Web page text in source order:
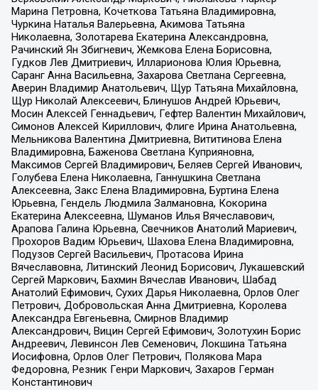
Марина Петровна, Кочеткова Татьяна Владимировна,
Чуркина Наталья Валерьевна, Акимова Татьяна
Николаевна, Золотарева Екатерина Александровна,
Рачинский Ян Збигневич, Жемкова Елена Борисовна,
Гудков Лев Дмитриевич, Илларионова Юлия Юрьевна,
Саранг Анна Васильевна, Захарова Светлана Сергеевна,
Аверин Владимир Анатольевич, Щур Татьяна Михайловна,
Щур Николай Алексеевич, Блинушов Андрей Юрьевич,
Мосин Алексей Геннадьевич, Гефтер Валентин Михайлович,
Симонов Алексей Кириллович, Флиге Ирина Анатольевна,
Мельникова Валентина Дмитриевна, Вититинова Елена
Владимировна, Баженова Светлана Куприяновна,
Максимов Сергей Владимирович, Беляев Сергей Иванович,
Голубева Елена Николаевна, Ганнушкина Светлана
Алексеевна, Закс Елена Владимировна, Буртина Елена
Юрьевна, Гендель Людмила Залмановна, Кокорина
Екатерина Алексеевна, Шуманов Илья Вячеславович,
Арапова Галина Юрьевна, Свечников Анатолий Мариевич,
Прохоров Вадим Юрьевич, Шахова Елена Владимировна,
Подузов Сергей Васильевич, Протасова Ирина
Вячеславовна, Литинский Леонид Борисович, Лукашевский
Сергей Маркович, Бахмин Вячеслав Иванович, Шабад
Анатолий Ефимович, Сухих Дарья Николаевна, Орлов Олег
Петрович, Добровольская Анна Дмитриевна, Королева
Александра Евгеньевна, Смирнов Владимир
Александрович, Вицин Сергей Ефимович, Золотухин Борис
Андреевич, Левинсон Лев Семенович, Локшина Татьяна
Иосифовна, Орлов Олег Петрович, Полякова Мара
Федоровна, Резник Генри Маркович, Захаров Герман
Константинович